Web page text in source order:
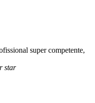
super competente,
star